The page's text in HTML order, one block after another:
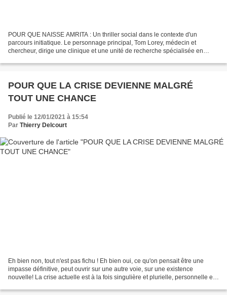
POUR QUE NAISSE AMRITA : Un thriller social dans le contexte d'un
parcours initiatique. Le personnage principal, Tom Lorey, médecin et
chercheur, dirige une clinique et une unité de recherche spécialisée en
POUR QUE LA CRISE DEVIENNE MALGRÉ
TOUT UNE CHANCE
Publié le 12/01/2021 à 15:54
Par Thierry Delcourt
Eh bien non, tout n'est pas fichu ! Eh bien oui, ce qu'on pensait être une
impasse définitive, peut ouvrir sur une autre voie, sur une existence
nouvelle! La crise actuelle est à la fois singulière et plurielle, personnelle et